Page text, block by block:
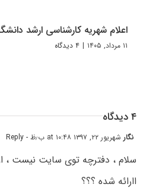
اعلام شهریه کارشناسی ارشد دانشگاه
۱۱ مرداد, ۱۴۰۵ | ۴ دیدگاه
۴ دیدگاه
نگارشهریور ۲۲, ۱۳۹۷ at ۱۰:۴۸ ب٫ظ - Reply
سلام ، دفترچه توی سایت نیست ،
اارائه شده ؟؟؟